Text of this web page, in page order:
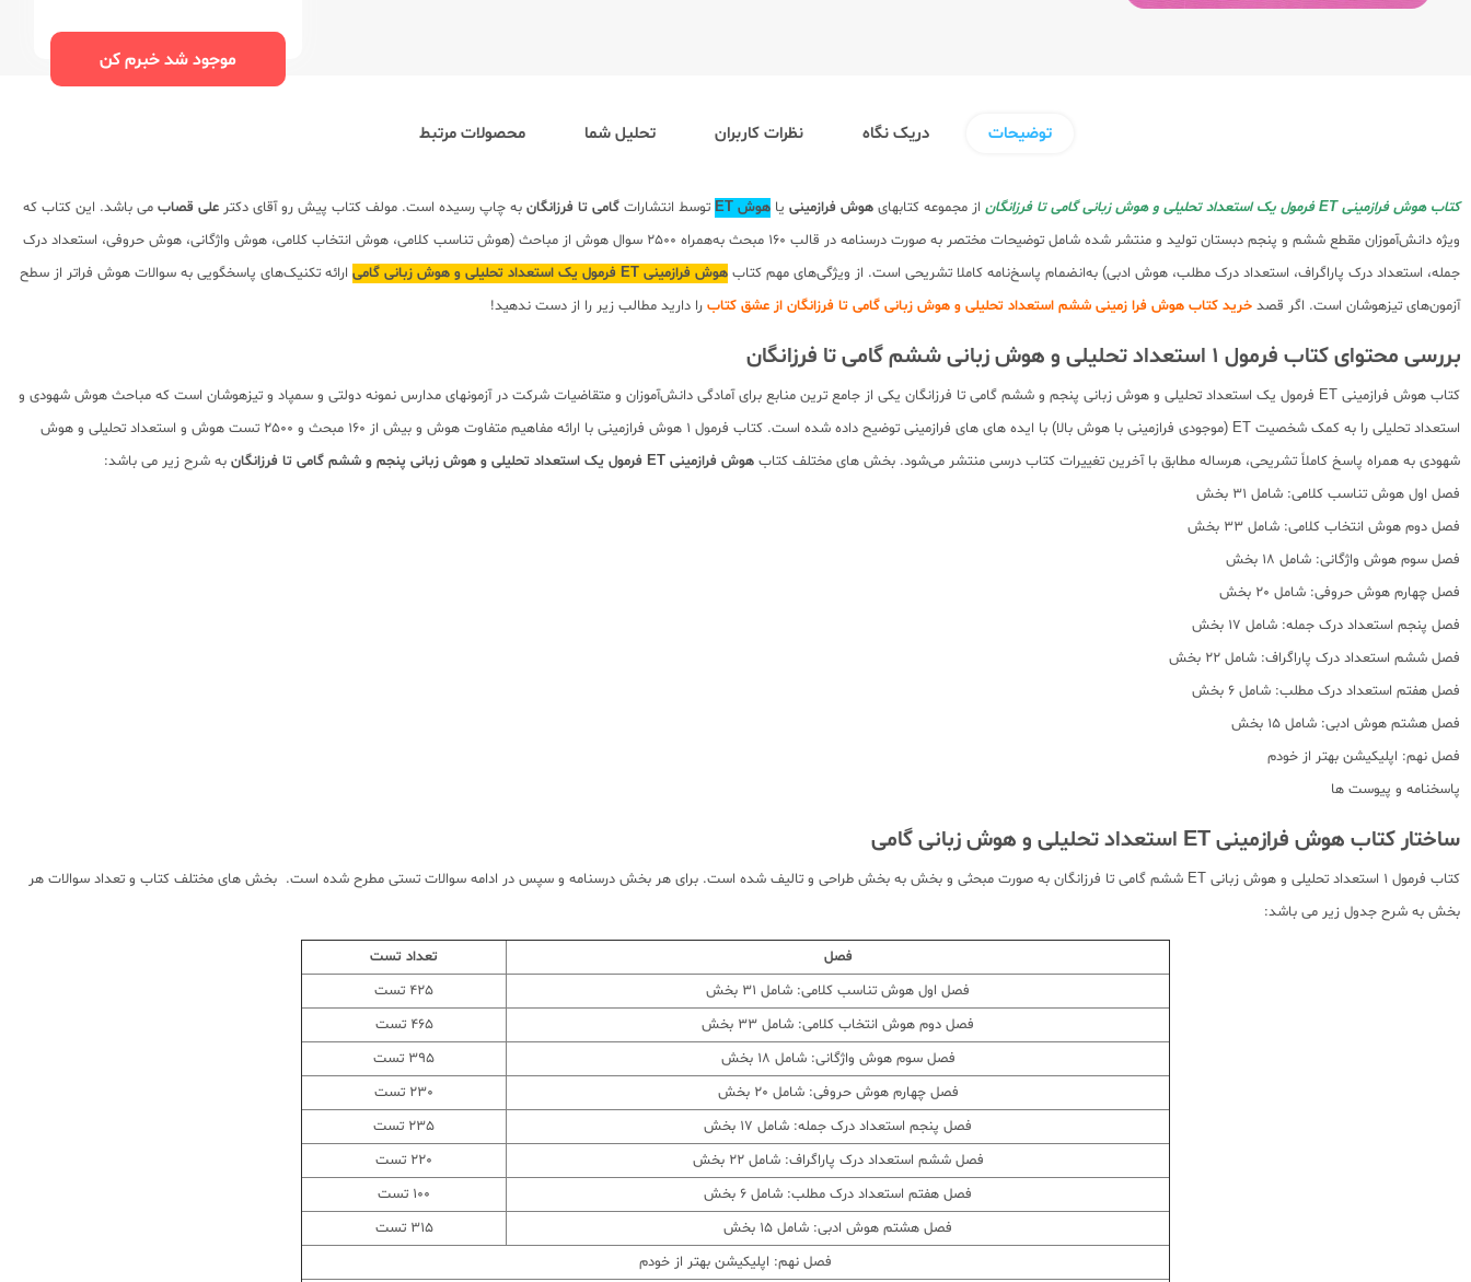
موجود شد خبرم کن
توضیحات دریک نگاه نظرات کاربران تحلیل شما محصولات مرتبط
کتاب هوش فرازمینی ET فرمول یک استعداد تحلیلی و هوش زبانی گامی تا فرزانگان از مجموعه کتابهای هوش فرازمینی یا هوش ET توسط انتشارات گامی تا فرزانگان به چاپ رسیده است. مولف کتاب پیش رو آقای دکتر علی قصاب می باشد. این کتاب که
ویژه دانش‌آموزان مقطع ششم و پنجم دبستان تولید و منتشر شده شامل توضیحات مختصر به صورت درسنامه در قالب 160 مبحث به‌همراه 2500 سوال هوش از مباحث (هوش تناسب کلامی، هوش انتخاب کلامی، هوش واژگانی، هوش حروفی، استعداد درک
جمله، استعداد درک پاراگراف، استعداد درک مطلب، هوش ادبی) به‌انضمام پاسخ‌نامه کاملا تشریحی است. از ویژگی‌های مهم کتاب هوش فرازمینی ET فرمول یک استعداد تحلیلی و هوش زبانی گامی
ارائه تکنیک‌های پاسخگویی به سوالات هوش فراتر از سطح
آزمون‌های تیزهوشان است. اگر قصد خرید کتاب هوش فرا زمینی ششم استعداد تحلیلی و هوش زبانی گامی تا فرزانگان از عشق کتاب را دارید مطالب زیر را از دست ندهید!
بررسی محتوای کتاب فرمول 1 استعداد تحلیلی و هوش زبانی ششم گامی تا فرزانگان
کتاب هوش فرازمینی ET فرمول یک استعداد تحلیلی و هوش زبانی پنجم و ششم گامی تا فرزانگان یکی از جامع ترین منابع برای آمادگی دانش‌آموزان و متقاضیات شرکت در آزمونهای مدارس نمونه دولتی و سمپاد و تیزهوشان است که مباحث هوش شهودی و
استعداد تحلیلی را به کمک شخصیت ET (موجودی فرازمینی با هوش بالا) با ایده های های فرازمینی توضیح داده شده است. کتاب فرمول 1 هوش فرازمینی با ارائه مفاهیم متفاوت هوش و بیش از 160 مبحث و 2500 تست هوش و استعداد تحلیلی و هوش
شهودی به همراه پاسخ کاملاً تشریحی، هرساله مطابق با آخرین تغییرات کتاب درسی منتشر می‌شود. بخش های مختلف کتاب هوش فرازمینی ET فرمول یک استعداد تحلیلی و هوش زبانی پنجم و ششم گامی تا فرزانگان
به شرح زیر می باشد:
فصل اول هوش تناسب کلامی: شامل 31 بخش
فصل دوم هوش انتخاب کلامی: شامل 33 بخش
فصل سوم هوش واژگانی: شامل 18 بخش
فصل چهارم هوش حروفی: شامل 20 بخش
فصل پنجم استعداد درک جمله: شامل 17 بخش
فصل ششم استعداد درک پاراگراف: شامل 22 بخش
فصل هفتم استعداد درک مطلب: شامل 6 بخش
فصل هشتم هوش ادبی: شامل 15 بخش
فصل نهم: اپلیکیشن بهتر از خودم
پاسخنامه و پیوست ها
ساختار کتاب هوش فرازمینی ET استعداد تحلیلی و هوش زبانی گامی
کتاب فرمول 1 استعداد تحلیلی و هوش زبانی ET ششم گامی تا فرزانگان به صورت مبحثی و بخش به بخش طراحی و تالیف شده است. برای هر بخش درسنامه و سپس در ادامه سوالات تستی مطرح شده است. بخش های مختلف کتاب و تعداد سوالات هر
بخش به شرح جدول زیر می باشد:
فصل
تعداد تست
فصل اول هوش تناسب کلامی: شامل 31 بخش
425 تست
فصل دوم هوش انتخاب کلامی: شامل 33 بخش
465 تست
فصل سوم هوش واژگانی: شامل 18 بخش
395 تست
فصل چهارم هوش حروفی: شامل 20 بخش
230 تست
فصل پنجم استعداد درک جمله: شامل 17 بخش
235 تست
فصل ششم استعداد درک پاراگراف: شامل 22 بخش
220 تست
فصل هفتم استعداد درک مطلب: شامل 6 بخش
100 تست
فصل هشتم هوش ادبی: شامل 15 بخش
315 تست
فصل نهم: اپلیکیشن بهتر از خودم